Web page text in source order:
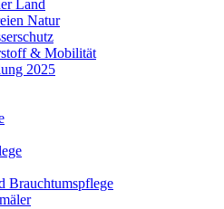
Land
Natur
& Mobilität
2025
Brauchtumspflege